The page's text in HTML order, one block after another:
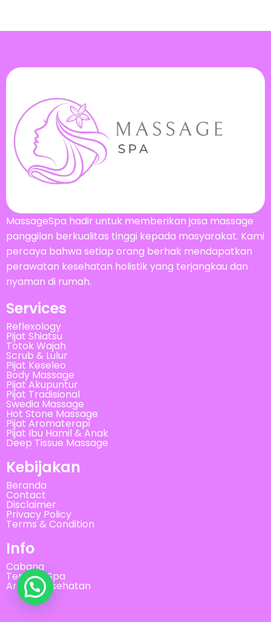
MassageSpa hadir untuk memberikan jasa massage
panggilan berkualitas tinggi kepada masyarakat. Kami
percaya bahwa setiap orang berhak mendapatkan
perawatan kesehatan holistik yang terjangkau dan
nyaman di rumah.
Services
Reflexology
Pijat Shiatsu
Totok Wajah
Scrub & Lulur
Pijat Keseleo
Body Massage
Pijat Akupuntur
Pijat Tradisional
Swedia Massage
Hot Stone Massage
Pijat Aromaterapi
Pijat Ibu Hamil & Anak
Deep Tissue Massage
Kebijakan
Beranda
Contact
Disclaimer
Privacy Policy
Terms & Condition
Info
Cabang
Tempat Spa
Artikel Kesehatan